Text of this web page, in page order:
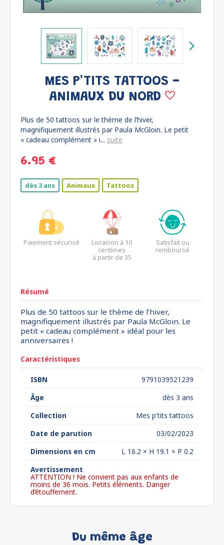
MES P'TITS TATTOOS -
ANIMAUX DU NORD
Plus de 50 tattoos sur le thème de l’hiver,
magnifiquement illustrés par Paula McGloin. Le petit
« cadeau complément » i... suite
6.95 €
dès 3 ans Animaux Tattoos
Paiement sécurisé
Livraison à 10
centimes
à partir de 35
Satisfait ou
remboursé
Résumé
Plus de 50 tattoos sur le thème de l’hiver,
magnifiquement illustrés par Paula McGloin. Le
petit « cadeau complément » idéal pour les
anniversaires !
Caractéristiques
ISBN
9791039521239
Âge
dès 3 ans
Collection
Mes p'tits tattoos
Date de parution
03/02/2023
Dimensions en cm
L 16.2 × H 19.1 × P 0.2
Avertissement
ATTENTION ! Ne convient pas aux enfants de
moins de 36 mois. Petits éléments. Danger
d’étouffement.
Du même âge